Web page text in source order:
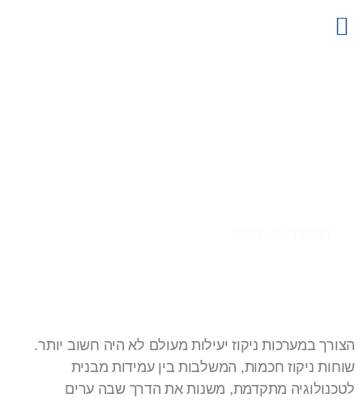
הצורך במערכות ניקוז יעילות מעולם לא היה חשוב יותר.
שוחות ניקוז חכמות, המשלבות בין עמידות מבנית
לטכנולוגיה מתקדמת, משנות את הדרך שבה ערים